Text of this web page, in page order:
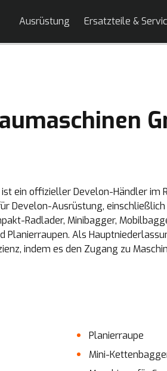
Ausrüstung Ersatzteile &
ein offizieller Develon-Händler im
Develon-Ausrüstung,
Radlader, Minibagger,
Planierraupen. Als
indem es den Zugang zu
Planierraupe
Mini-